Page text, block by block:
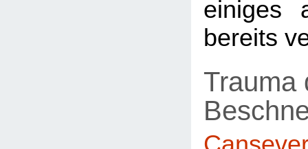
einiges
bereits
Trauma